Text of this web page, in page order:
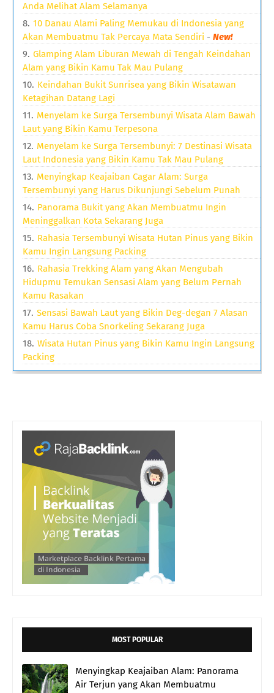
Anda Melihat Alam Selamanya
10 Danau Alami Paling Memukau di Indonesia yang
Akan Membuatmu Tak Percaya Mata Sendiri -New!
Glamping Alam Liburan Mewah di Tengah Keindahan
Alam yang Bikin Kamu Tak Mau Pulang
Keindahan Bukit Sunrisea yang Bikin Wisatawan
Ketagihan Datang Lagi
Menyelam ke Surga Tersembunyi Wisata Alam Bawah
Laut yang Bikin Kamu Terpesona
Menyelam ke Surga Tersembunyi: 7 Destinasi Wisata
Laut Indonesia yang Bikin Kamu Tak Mau Pulang
Menyingkap Keajaiban Cagar Alam: Surga
Tersembunyi yang Harus Dikunjungi Sebelum Punah
Panorama Bukit yang Akan Membuatmu Ingin
Meninggalkan Kota Sekarang Juga
Rahasia Tersembunyi Wisata Hutan Pinus yang Bikin
Kamu Ingin Langsung Packing
Rahasia Trekking Alam yang Akan Mengubah
Hidupmu Temukan Sensasi Alam yang Belum Pernah
Kamu Rasakan
Sensasi Bawah Laut yang Bikin Deg-degan 7 Alasan
Kamu Harus Coba Snorkeling Sekarang Juga
Wisata Hutan Pinus yang Bikin Kamu Ingin Langsung
Packing
MOST POPULAR
Menyingkap Keajaiban Alam: Panorama
Air Terjun yang Akan Membuatmu